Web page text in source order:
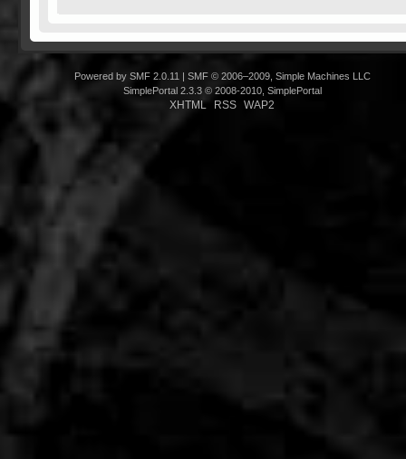
Powered by SMF 2.0.11
SMF © 2006–2009, Simple Machines LLC
SimplePortal 2.3.3 © 2008-2010, SimplePortal
XHTML RSS WAP2